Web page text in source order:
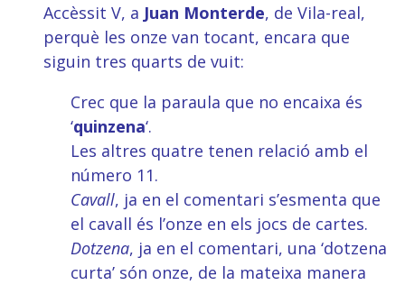
Accèssit V, a Juan Monterde, de Vila-real,
perquè les onze van tocant, encara que
siguin tres quarts de vuit:
Crec que la paraula que no encaixa és
‘quinzena‘.
Les altres quatre tenen relació amb el
número 11.
Cavall, ja en el comentari s’esmenta que
el cavall és l’onze en els jocs de cartes.
Dotzena, ja en el comentari, una ‘dotzena
curta’ són onze, de la mateixa manera